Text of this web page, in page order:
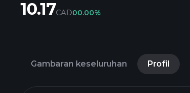
10.17CAD00.00%
Gambaran keseluruhan Profil